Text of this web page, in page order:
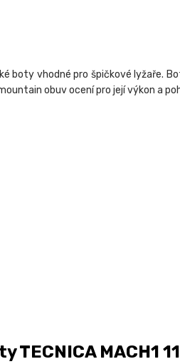
boty vhodné pro špičkové lyžaře.
obuv ocení pro její výkon a
TECNICA MACH1